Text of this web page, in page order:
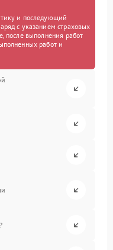
и последующий
с указанием страховых
после выполнения работ
работ и